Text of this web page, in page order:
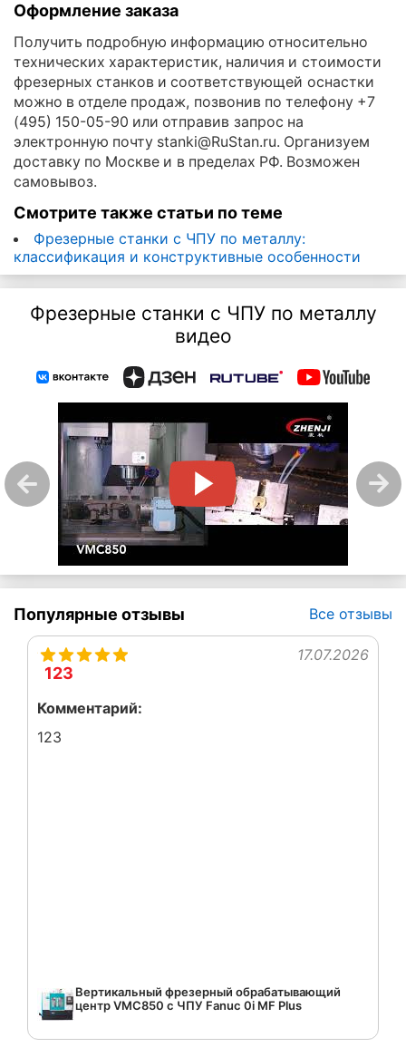
Оформление заказа
Получить подробную информацию относительно
технических характеристик, наличия и стоимости
фрезерных станков и соответствующей оснастки
можно в отделе продаж, позвонив по телефону +7
(495) 150-05-90 или отправив запрос на
электронную почту stanki@RuStan.ru. Организуем
доставку по Москве и в пределах РФ. Возможен
самовывоз.
Смотрите также статьи по теме
Фрезерные станки с ЧПУ по металлу:
классификация и конструктивные особенности
Фрезерные станки с ЧПУ по металлу
видео
Популярные отзывы Все отзывы
17.07.2026
123
Комментарий:
123
Вертикальный фрезерный обрабатывающий
центр VMC850 c ЧПУ Fanuc 0i MF Plus